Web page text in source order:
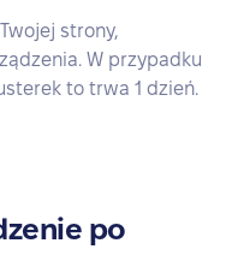
strony,
W przypadku
to trwa 1 dzień.
po